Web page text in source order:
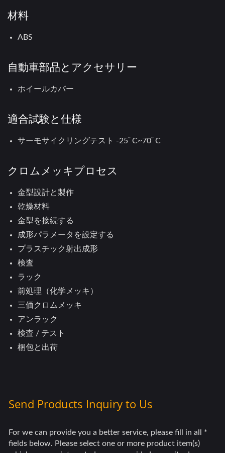
材料
ABS
自動車部品とアクセサリー
ホイールカバー
適合試験と仕様
サーモサイクリングテスト -25ﾟC~70ﾟC
クロムメッキプロセス
金型設計と製作
乾燥材料
金型を接続する
成形パラメータを設定する
プラスチック射出成形
検査
ラック
前処理（化学メッキ）
三価クロムメッキ
アンラック
検査 / テスト
梱包と出荷